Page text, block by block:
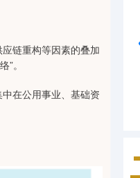
链重构等因素的叠加
。
在公用事业、基础资